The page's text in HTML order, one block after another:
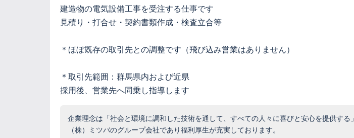
建造物の電気設備工事を受注する仕事です
見積り・打合せ・契約書類作成・検査立合等
＊ほぼ既存の取引先との調整です（飛び込み営業はありません）
＊取引先範囲：群馬県内および近県
採用後、営業先へ同乗し指導します
企業理念は「社会と環境に調和した技術を通して、すべての人々に喜びと安心を提供する」
（株）ミツバのグループ会社であり福利厚生が充実しております。